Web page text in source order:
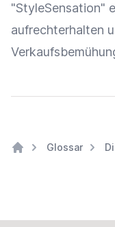
"StyleSensation"
aufrechterhalten
Glossar